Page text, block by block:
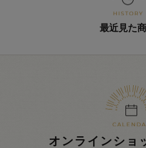
最近見た
オンラインショ